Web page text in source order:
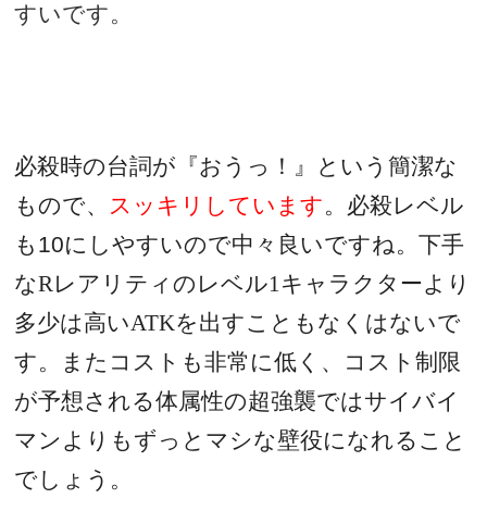
すいです。
必殺時の台詞が『おうっ！』という簡潔な
もので、 スッキリしています。必殺レベル
も 10にしやすいので中々良いですね。下手
なRレアリティのレベル1キャラクターより
多少は高いATKを出すこともなくはないで
す。またコストも非常に低く、コスト制限
が予想される体属性の超強襲ではサイバイ
マンよりもずっとマシな壁役になれること
でしょう。